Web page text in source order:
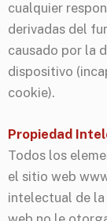
cualquier
derivadas del
causado por la
dispositivo
cookie).
Propiedad
Todos los
el sitio web
intelectual de la